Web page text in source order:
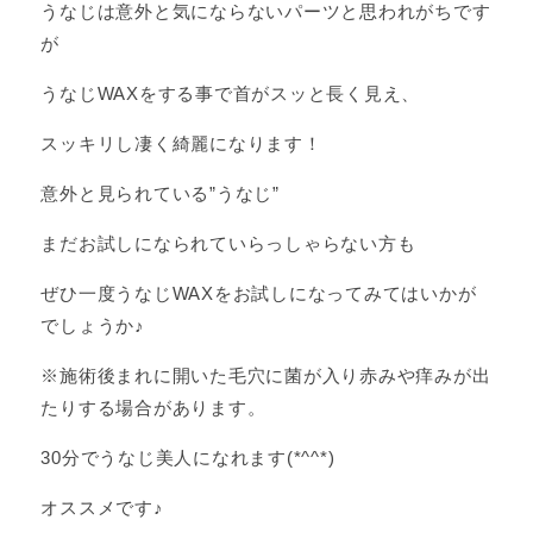
うなじは意外と気にならないパーツと思われがちです
が
うなじWAXをする事で首がスッと長く見え、
スッキリし凄く綺麗になります！
意外と見られている”うなじ”
まだお試しになられていらっしゃらない方も
ぜひ一度うなじWAXをお試しになってみてはいかが
でしょうか♪
※施術後まれに開いた毛穴に菌が入り赤みや痒みが出
たりする場合があります。
30分でうなじ美人になれます(*^^*)
オススメです♪